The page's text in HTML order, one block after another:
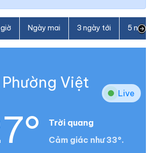
Ngày mai 3 ngày tới 5
Việt
Live
Trời quang
Cảm giác như 33°.